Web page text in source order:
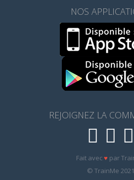
NOS
REJOIGNEZ LA
Fait avec♥ par
© TrainMe 2021